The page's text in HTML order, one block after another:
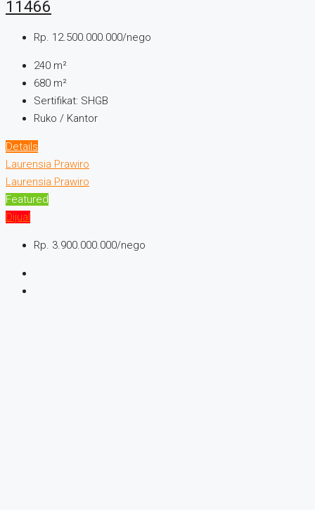
11466
Rp. 12.500.000.000/nego
240 m²
680 m²
Sertifikat: SHGB
Ruko / Kantor
Details
Laurensia Prawiro
Laurensia Prawiro
Featured
Dijual
Rp. 3.900.000.000/nego